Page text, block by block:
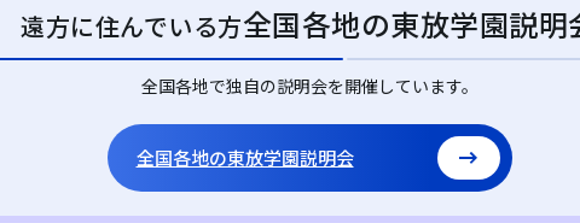
遠方に住んでいる方全国各地の東放学園説明
全国各地で独自の説明会を開催しています。
全国各地の東放学園説明会